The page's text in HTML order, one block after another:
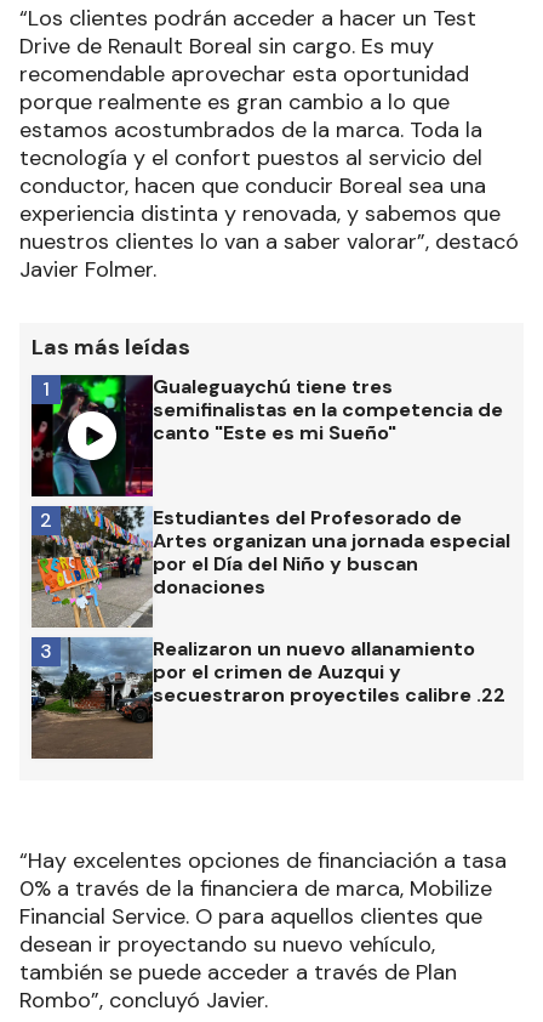
“Los clientes podrán acceder a hacer un Test
Drive de Renault Boreal sin cargo. Es muy
recomendable aprovechar esta oportunidad
porque realmente es gran cambio a lo que
estamos acostumbrados de la marca. Toda la
tecnología y el confort puestos al servicio del
conductor, hacen que conducir Boreal sea una
experiencia distinta y renovada, y sabemos que
nuestros clientes lo van a saber valorar”, destacó
Javier Folmer.
Las más leídas
Gualeguaychú tiene tres
semifinalistas en la competencia de
canto "Este es mi Sueño"
1
Estudiantes del Profesorado de
Artes organizan una jornada especial
por el Día del Niño y buscan
donaciones
2
Realizaron un nuevo allanamiento
por el crimen de Auzqui y
secuestraron proyectiles calibre .22
3
“Hay excelentes opciones de financiación a tasa
0% a través de la financiera de marca, Mobilize
Financial Service. O para aquellos clientes que
desean ir proyectando su nuevo vehículo,
también se puede acceder a través de Plan
Rombo”, concluyó Javier.